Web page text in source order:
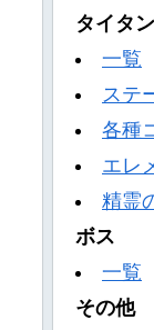
タイタン
一覧
ステ
各種
エレ
精霊
ボス
一覧
その他